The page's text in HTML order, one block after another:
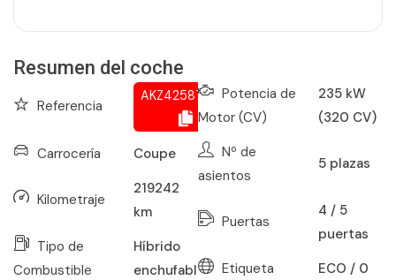
Resumen del coche
Referencia
AKZ425871637
Carrocería Coupe
Kilometraje
219242
km
Tipo de
Combustible
Híbrido
enchufable
Potencia de
Motor (CV)
235 kW
(320 CV)
Nº de
asientos
5 plazas
Puertas
4 / 5
puertas
Etiqueta
ECO / 0